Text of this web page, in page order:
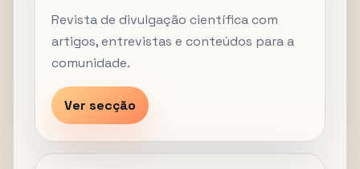
Revista de divulgação científica com
artigos, entrevistas e conteúdos para a
comunidade.
Ver secção